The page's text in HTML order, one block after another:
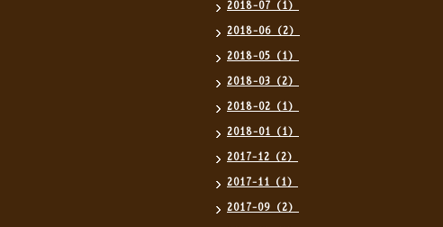
2018-07（1）
2018-06（2）
2018-05（1）
2018-03（2）
2018-02（1）
2018-01（1）
2017-12（2）
2017-11（1）
2017-09（2）